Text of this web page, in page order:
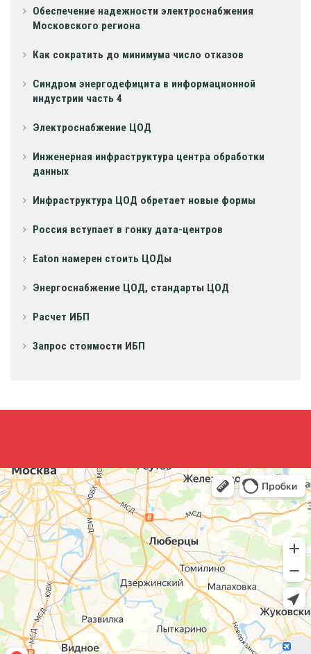
Обеспечение надежности электроснабжения
Московского региона
Как сократить до минимума число отказов
Синдром энергодефицита в информационной
индустрии часть 4
Электроснабжение ЦОД
Инженерная инфраструктура центра обработки
данных
Инфраструктура ЦОД обретает новые формы
Россия вступает в гонку дата-центров
Eaton намерен стоить ЦОДы
Энергоснабжение ЦОД, стандарты ЦОД
Расчет ИБП
Запрос стоимости ИБП